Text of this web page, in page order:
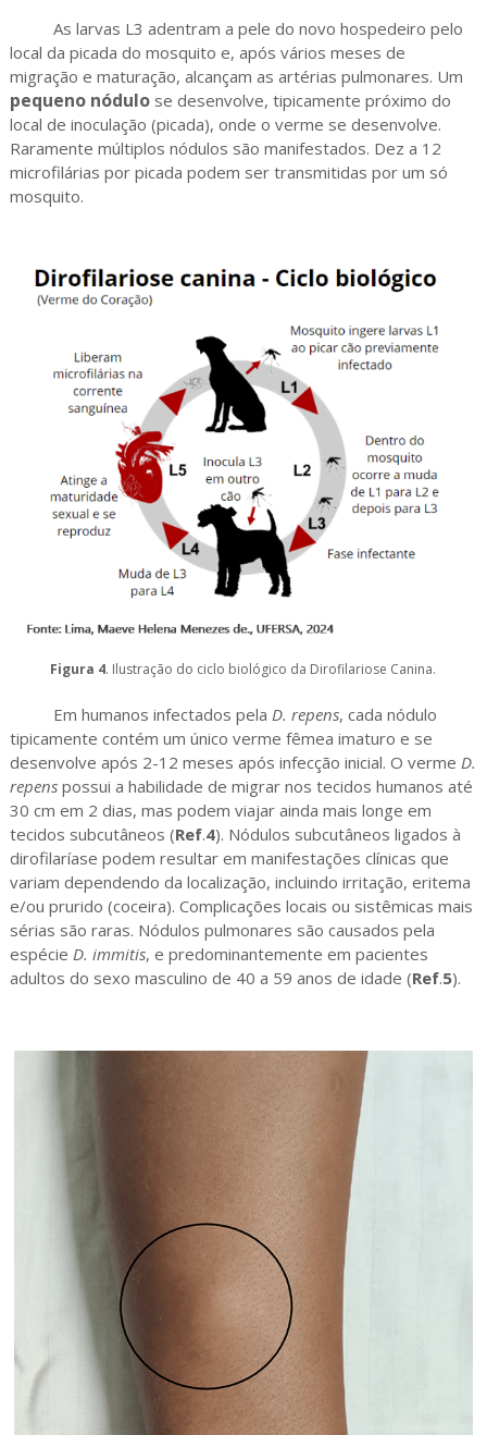
As larvas L3 adentram a pele do novo hospedeiro pelo
local da picada do mosquito e, após vários meses de
migração e maturação, alcançam as artérias pulmonares. Um
pequeno nódulose desenvolve, tipicamente próximo do
local de inoculação (picada), onde o verme se desenvolve.
Raramente múltiplos nódulos são manifestados. Dez a 12
microfilárias por picada podem ser transmitidas por um só
mosquito.
Figura 4. Ilustração do ciclo biológico da Dirofilariose Canina.
Em humanos infectados pela D. repens, cada nódulo
tipicamente contém um único verme fêmea imaturo e se
desenvolve após 2-12 meses após infecção inicial. O verme D.
repenspossui a habilidade de migrar nos tecidos humanos até
30 cm em 2 dias, mas podem viajar ainda mais longe em
tecidos subcutâneos (Ref.4). Nódulos subcutâneos ligados à
dirofilaríase podem resultar em manifestações clínicas que
variam dependendo da localização, incluindo irritação, eritema
e/ou prurido (coceira). Complicações locais ou sistêmicas mais
sérias são raras. Nódulos pulmonares são causados pela
espécie D. immitis, e predominantemente em pacientes
adultos do sexo masculino de 40 a 59 anos de idade (Ref.5).